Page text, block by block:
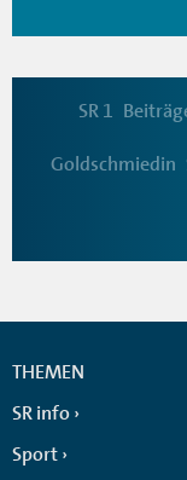
SR 1
Goldschmiedin
THEMEN
SR info
Sport